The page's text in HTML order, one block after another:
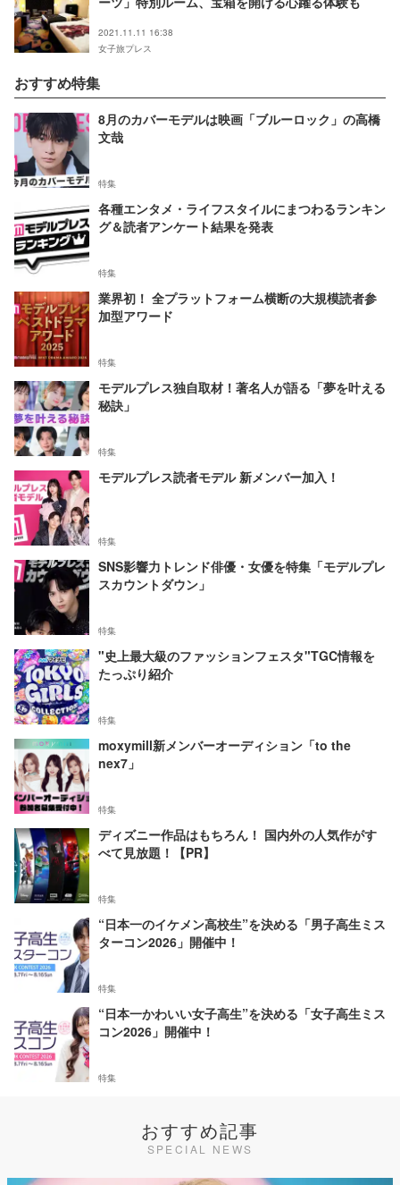
2021.11.11 16:38
女子旅プレス
おすすめ特集
8月のカバーモデルは映画「ブルーロック」の高橋
文哉
特集
各種エンタメ・ライフスタイルにまつわるランキン
グ＆読者アンケート結果を発表
特集
業界初！ 全プラットフォーム横断の大規模読者参
加型アワード
特集
モデルプレス独自取材！著名人が語る「夢を叶える
秘訣」
特集
モデルプレス読者モデル 新メンバー加入！
特集
SNS影響力トレンド俳優・女優を特集「モデルプレ
スカウントダウン」
特集
"史上最大級のファッションフェスタ"TGC情報を
たっぷり紹介
特集
moxymill新メンバーオーディション「to the
nex7」
特集
ディズニー作品はもちろん！ 国内外の人気作がす
べて見放題！【PR】
特集
“日本一のイケメン高校生”を決める「男子高生ミス
ターコン2026」開催中！
特集
“日本一かわいい女子高生”を決める「女子高生ミス
コン2026」開催中！
特集
おすすめ記事
SPECIAL NEWS